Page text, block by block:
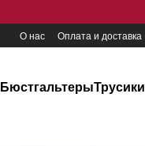
О нас Оплата и доставка
БюстгальтерыТрусики